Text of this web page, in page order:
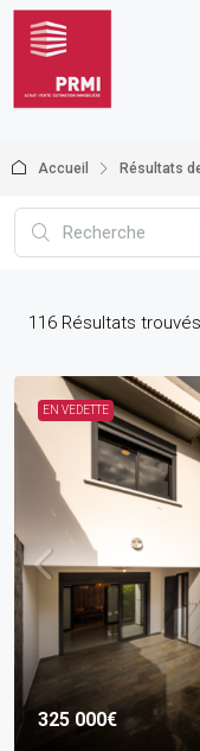
Accueil Résultats
116 Résultats trouvés
EN VEDETTE
325 000€